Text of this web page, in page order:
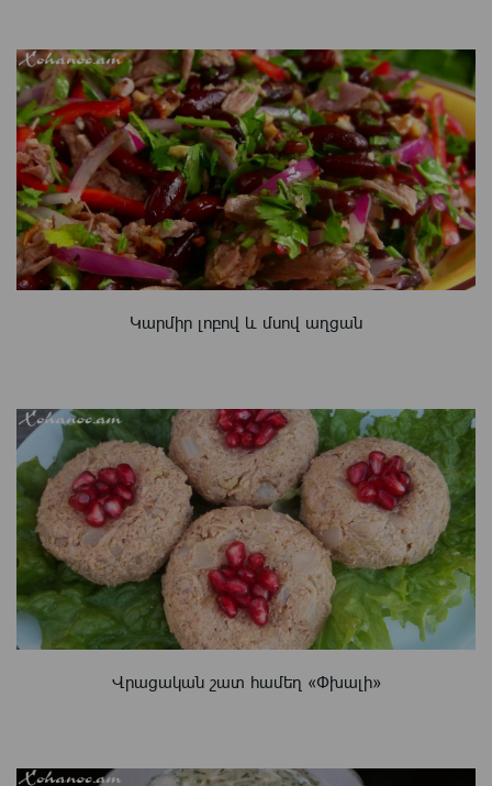
Կարմիր լոբով և մսով աղցան
Վրացական շատ համեղ «Փխալի»